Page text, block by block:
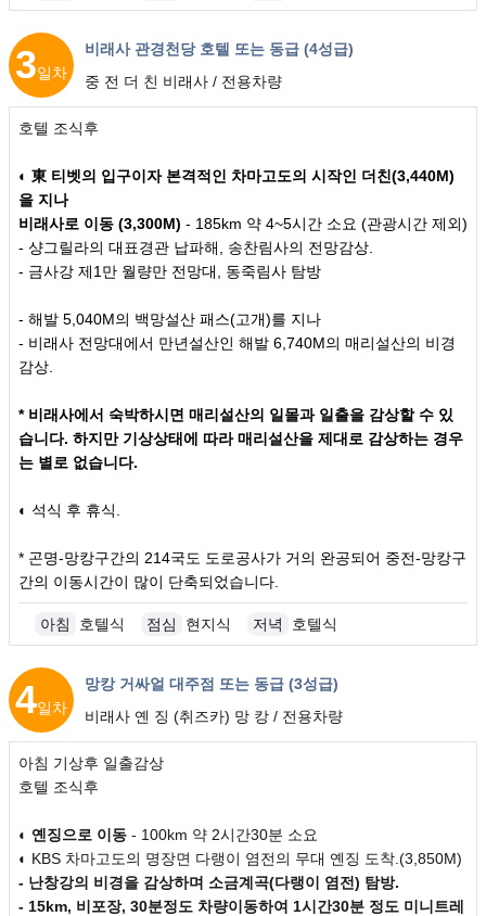
3일차
비래사 관경천당 호텔 또는 동급 (4성급)
중 전 더 친 비래사 / 전용차량
호텔 조식후
◐ 東 티벳의 입구이자 본격적인 차마고도의 시작인 더친(3,440M)
을 지나
비래사로 이동 (3,300M) - 185km 약 4~5시간 소요 (관광시간 제외)
- 샹그릴라의 대표경관 납파해, 송찬림사의 전망감상.
- 금사강 제1만 월량만 전망대, 동죽림사 탐방
- 해발 5,040M의 백망설산 패스(고개)를 지나
- 비래사 전망대에서 만년설산인 해발 6,740M의 매리설산의 비경
감상.
* 비래사에서 숙박하시면 매리설산의 일몰과 일출을 감상할 수 있
습니다. 하지만 기상상태에 따라 매리설산을 제대로 감상하는 경우
는 별로 없습니다.
◐ 석식 후 휴식.
* 곤명-망캉구간의 214국도 도로공사가 거의 완공되어 중전-망캉구
간의 이동시간이 많이 단축되었습니다.
아침 호텔식 점심 현지식 저녁 호텔식
4일차
망캉 거싸얼 대주점 또는 동급 (3성급)
비래사 옌 징 (취즈카) 망 캉 / 전용차량
아침 기상후 일출감상
호텔 조식후
◐ 옌징으로 이동 - 100km 약 2시간30분 소요
◐ KBS 차마고도의 명장면 다랭이 염전의 무대 옌징 도착.(3,850M)
- 난창강의 비경을 감상하며 소금계곡(다랭이 염전) 탐방.
- 15km, 비포장, 30분정도 차량이동하여 1시간30분 정도 미니트레